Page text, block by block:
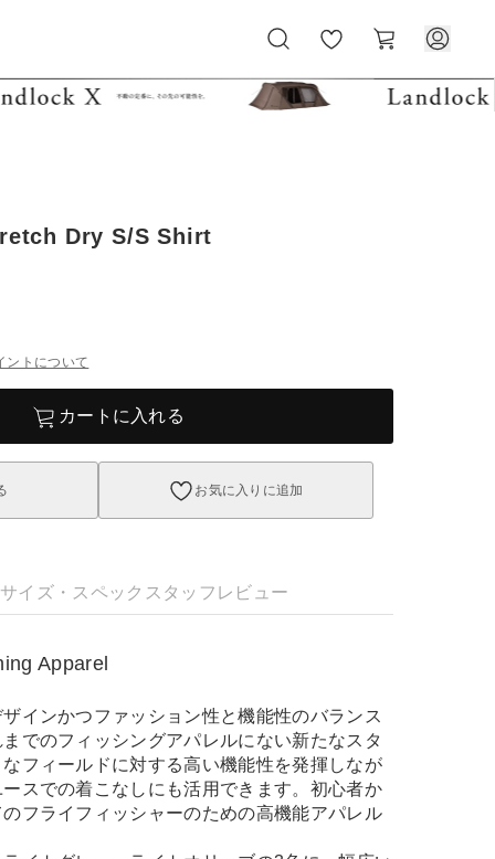
気
に
ー
ト
Dry S/S Shirt
ントについて
カートに入れる
お気に入りに追加
サイズ・スペック スタッフレビュー
Apparel
インかつファッション性と機能性のバランス
でのフィッシングアパレルにない新たなスタ
フィールドに対する高い機能性を発揮しなが
スでの着こなしにも活用できます。初心者か
フライフィッシャーのための高機能アパレル